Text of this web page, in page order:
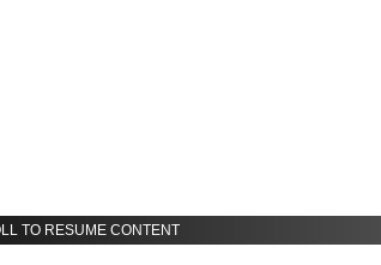
TO RESUME CONTENT